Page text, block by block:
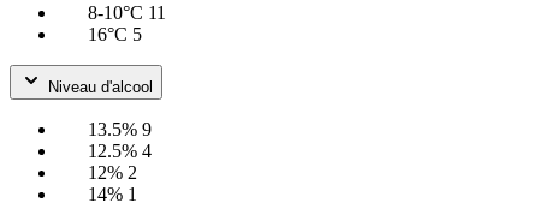
8-10°C 11
16°C 5
Niveau d'alcool
13.5% 9
12.5% 4
12% 2
14% 1